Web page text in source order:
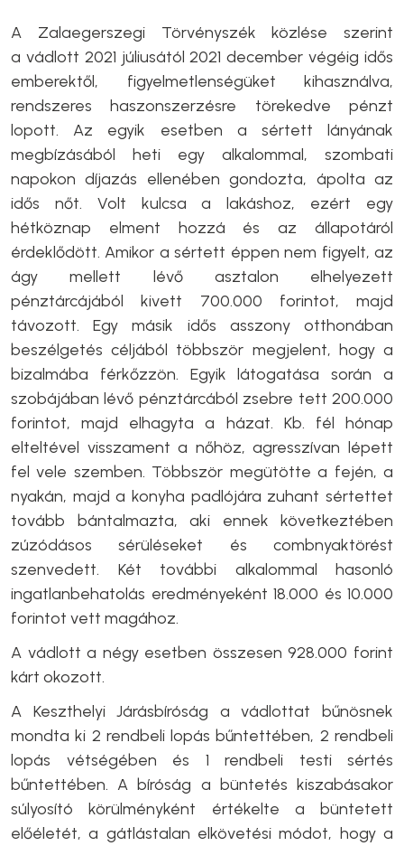
A Zalaegerszegi Törvényszék közlése szerint
a vádlott 2021 júliusától 2021 december végéig idős
emberektől, figyelmetlenségüket kihasználva,
rendszeres haszonszerzésre törekedve pénzt
lopott. Az egyik esetben a sértett lányának
megbízásából heti egy alkalommal, szombati
napokon díjazás ellenében gondozta, ápolta az
idős nőt. Volt kulcsa a lakáshoz, ezért egy
hétköznap elment hozzá és az állapotáról
érdeklődött. Amikor a sértett éppen nem figyelt, az
ágy mellett lévő asztalon elhelyezett
pénztárcájából kivett 700.000 forintot, majd
távozott. Egy másik idős asszony otthonában
beszélgetés céljából többször megjelent, hogy a
bizalmába férkőzzön. Egyik látogatása során a
szobájában lévő pénztárcából zsebre tett 200.000
forintot, majd elhagyta a házat. Kb. fél hónap
elteltével visszament a nőhöz, agresszívan lépett
fel vele szemben. Többször megütötte a fején, a
nyakán, majd a konyha padlójára zuhant sértettet
tovább bántalmazta, aki ennek következtében
zúzódásos sérüléseket és combnyaktörést
szenvedett. Két további alkalommal hasonló
ingatlanbehatolás eredményeként 18.000 és 10.000
forintot vett magához.
A vádlott a négy esetben összesen 928.000 forint
kárt okozott.
A Keszthelyi Járásbíróság a vádlottat bűnösnek
mondta ki 2 rendbeli lopás bűntettében, 2 rendbeli
lopás vétségében és 1 rendbeli testi sértés
bűntettében. A bíróság a büntetés kiszabásakor
súlyosító körülményként értékelte a büntetett
előéletét, a gátlástalan elkövetési módot, hogy a